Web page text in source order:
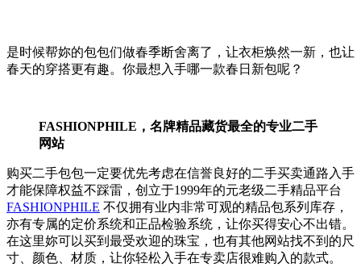
是时候帮妳的包包们做春季断舍离了，让衣柜焕然一新，也让
春天的穿搭更有趣。你最想入手哪一款春日新包呢？
FASHIONPHILE，名牌精品藏货最全的专业二手
网站
购买二手包包一定要优先考虑在信誉良好的二手买卖通路入手
才能保障权益不踩雷，创立于1999年的元老级二手精品平台
FASHIONPHILE 不仅拥有业内非常可观的精品包系列库存，
亦有专属的定价系统和正品检验系统，让你买得安心不出错。
在这里妳可以买到最受欢迎的珠宝，也有其他网站找不到的尺
寸、颜色、材质，让你轻松入手在专卖店很难购入的款式。